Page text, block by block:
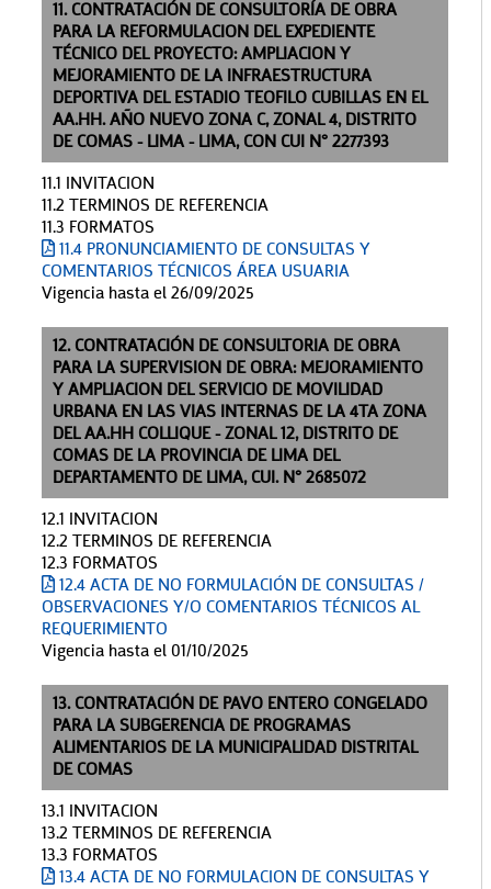
11. CONTRATACIÓN DE CONSULTORÍA DE OBRA
PARA LA REFORMULACION DEL EXPEDIENTE
TÉCNICO DEL PROYECTO: AMPLIACION Y
MEJORAMIENTO DE LA INFRAESTRUCTURA
DEPORTIVA DEL ESTADIO TEOFILO CUBILLAS EN EL
AA.HH. AÑO NUEVO ZONA C, ZONAL 4, DISTRITO
DE COMAS - LIMA - LIMA, CON CUI N° 2277393
11.1 INVITACION
11.2 TERMINOS DE REFERENCIA
11.3 FORMATOS
11.4 PRONUNCIAMIENTO DE CONSULTAS Y
COMENTARIOS TÉCNICOS ÁREA USUARIA
Vigencia hasta el 26/09/2025
12. CONTRATACIÓN DE CONSULTORIA DE OBRA
PARA LA SUPERVISION DE OBRA: MEJORAMIENTO
Y AMPLIACION DEL SERVICIO DE MOVILIDAD
URBANA EN LAS VIAS INTERNAS DE LA 4TA ZONA
DEL AA.HH COLLIQUE - ZONAL 12, DISTRITO DE
COMAS DE LA PROVINCIA DE LIMA DEL
DEPARTAMENTO DE LIMA, CUI. N° 2685072
12.1 INVITACION
12.2 TERMINOS DE REFERENCIA
12.3 FORMATOS
12.4 ACTA DE NO FORMULACIÓN DE CONSULTAS /
OBSERVACIONES Y/O COMENTARIOS TÉCNICOS AL
REQUERIMIENTO
Vigencia hasta el 01/10/2025
13. CONTRATACIÓN DE PAVO ENTERO CONGELADO
PARA LA SUBGERENCIA DE PROGRAMAS
ALIMENTARIOS DE LA MUNICIPALIDAD DISTRITAL
DE COMAS
13.1 INVITACION
13.2 TERMINOS DE REFERENCIA
13.3 FORMATOS
13.4 ACTA DE NO FORMULACION DE CONSULTAS Y